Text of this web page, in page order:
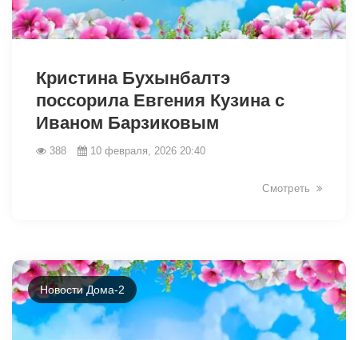
Кристина Бухынбалтэ
поссорила Евгения Кузина с
Иваном Барзиковым
388 10 февраля, 2026 20:40
Смотреть
Новости Дома-2